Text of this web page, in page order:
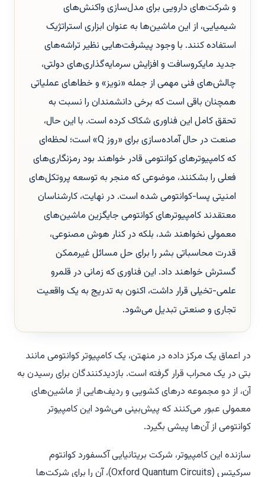
و شرکت‌های دارویی برای مدل‌سازی واکنش‌های
شیمیایی، از این ماشین‌ها به عنوان ابزاری استراتژیک
استفاده کنند. با وجود پیشرفت‌هایی نظیر تراشه‌های
جدید مایکروسافت و افزایش سرمایه‌گذاری‌های دولتی،
چالش‌های فنی مهمی از جمله «نویز» و خطاهای عملیاتی
همچنان باقی است که برخی دانشمندان را نسبت به
تحقق کامل این فناوری شکاک کرده است. با این حال،
صنعت در حال آماده‌سازی برای «روز Q» است؛ لحظه‌ای
که کامپیوترهای کوانتومی قادر خواهند بود رمزنگاری‌های
فعلی را بشکنند، موضوعی که منجر به توسعه پروتکل‌های
امنیتی پسا-کوانتومی شده است. در نهایت، کارشناسان
معتقدند کامپیوترهای کوانتومی جایگزین ماشین‌های
معمولی نخواهند شد، بلکه در کنار هوش مصنوعی،
قدرت محاسباتی بشر را برای حل مسائل غیرممکن
گسترش خواهند داد. این فناوری که زمانی در قلمرو
علمی-تخیلی قرار داشت، اکنون به تدریج به یک واقعیت
تجاری و صنعتی تبدیل می‌شود.
در اعماق یک مرکز داده در منهتن، یک کامپیوتر کوانتومی مانند
بتی در یک محراب قرار گرفته است. بازدیدکنندگان برای رسیدن به
آن، از دو مجموعه درهای کشویی و ردیف‌هایی از ماشین‌های
معمولی عبور می‌کنند که پیش‌بینی می‌شود این کامپیوتر
کوانتومی از آن‌ها پیشی بگیرد.
سازنده این کامپیوتر، شرکت بریتانیایی آکسفورد کوانتوم
سرکیتس (Oxford Quantum Circuits)، آن را برای شرکت‌ها